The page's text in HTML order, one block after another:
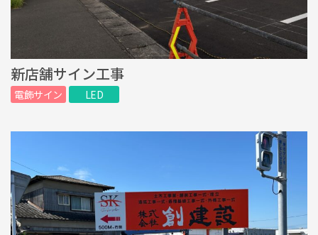
新店舗サイン工事
電飾サイン LED